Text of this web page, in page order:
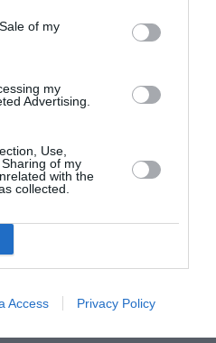
of my
my
Advertising.
Use,
of my
with the
collected.
Access Privacy Policy
από το concealer
οι μαύροι κύκλοι και
στο μακιγιάζ σου.
ενάντια στα φρύδια